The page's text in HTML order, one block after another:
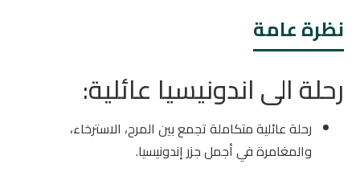
نظرة عامة
رحلة الى اندونيسيا عائلية:
رحلة عائلية متكاملة تجمع بين المرح، الاسترخاء،
والمغامرة في أجمل جزر إندونيسيا.